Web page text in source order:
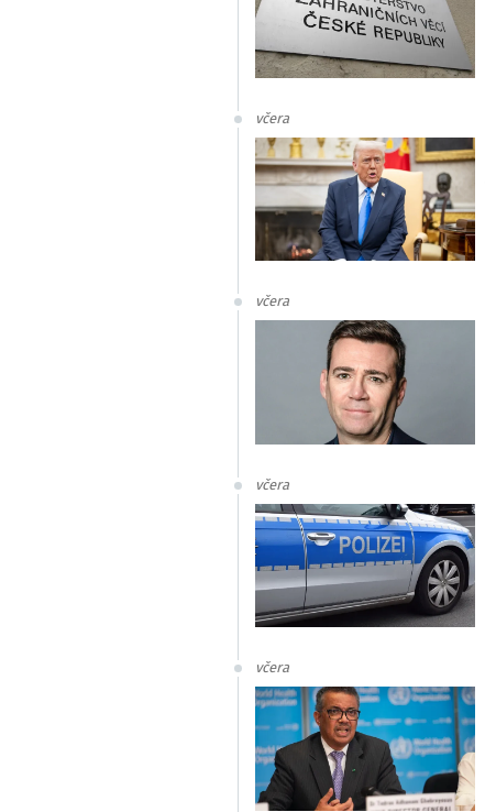
včera
včera
včera
včera